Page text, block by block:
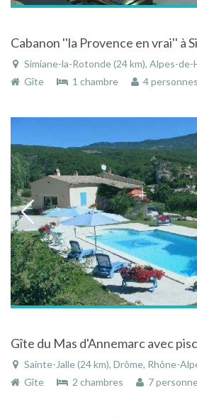
Simiane-la-Rotonde (24 km), Alpes-de-Haute-Provence,
Gîte
1 chambre 4 personnes
Sainte-Jalle (24 km), Drôme, Rhône-Alpes,
Gîte
2 chambres 7